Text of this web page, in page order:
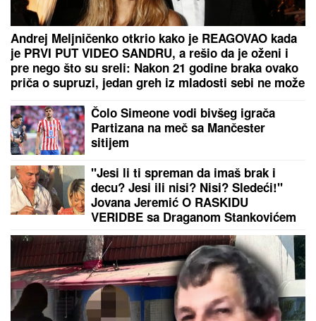
Otkriveno koliko je Dragan Stanković STARIJI OD
VERENICE Aleksandre: Krili mesecima ovaj
podatak, sada se sve saznalo
Neviđena drama na Dunavu! Srbin zaspao na dušeku
kod Donjeg Milanovca, pa se probudio u Rumuniji!